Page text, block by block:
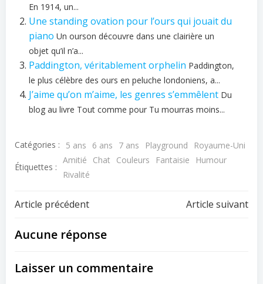
En 1914, un...
Une standing ovation pour l’ours qui jouait du
piano Un ourson découvre dans une clairière un
objet qu’il n’a...
Paddington, véritablement orphelin Paddington,
le plus célèbre des ours en peluche londoniens, a...
J’aime qu’on m’aime, les genres s’emmêlent Du
blog au livre Tout comme pour Tu mourras moins...
Catégories : 5 ans 6 ans 7 ans Playground
Royaume-Uni
Étiquettes :
Amitié Chat Couleurs Fantaisie
Humour
Rivalité
Navigation
de
l’article
Article précédent
Navigation
l’article
Article suivant
Aucune réponse
Laisser un commentaire